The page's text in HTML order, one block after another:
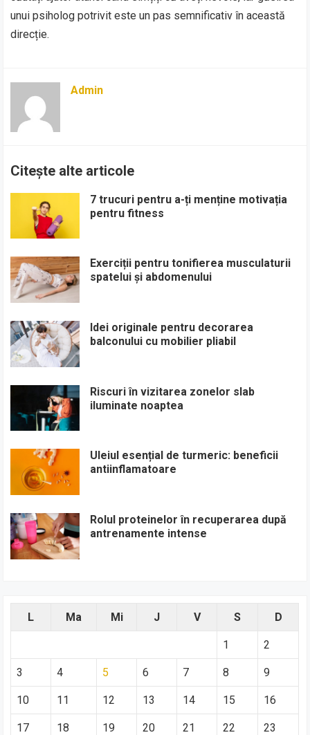
unui psiholog potrivit este un pas semnificativ în această
direcție.
Admin
Citește alte articole
7 trucuri pentru a-ți menține motivația
pentru fitness
Exerciții pentru tonifierea musculaturii
spatelui și abdomenului
Idei originale pentru decorarea
balconului cu mobilier pliabil
Riscuri în vizitarea zonelor slab
iluminate noaptea
Uleiul esențial de turmeric: beneficii
antiinflamatoare
Rolul proteinelor în recuperarea după
antrenamente intense
L Ma Mi J V S D
1 2
3 4 5 6 7 8 9
10 11 12 13 14 15 16
17 18 19 20 21 22 23